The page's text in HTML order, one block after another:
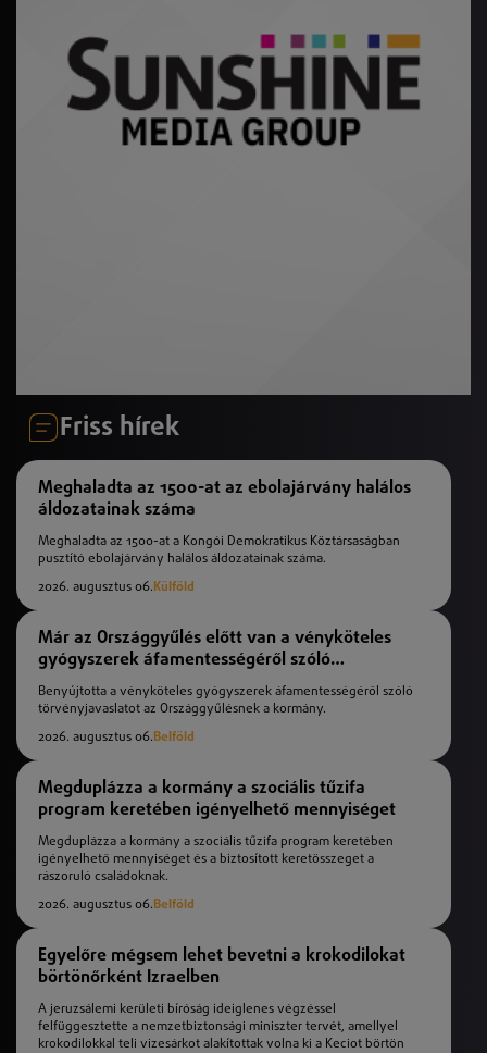
Friss hírek
Meghaladta az 1500-at az ebolajárvány halálos
áldozatainak száma
Meghaladta az 1500-at a Kongói Demokratikus Köztársaságban
pusztító ebolajárvány halálos áldozatainak száma.
2026. augusztus 06. Külföld
Már az Országgyűlés előtt van a vényköteles
gyógyszerek áfamentességéről szóló
törvényjavaslat
Benyújtotta a vényköteles gyógyszerek áfamentességéről szóló
törvényjavaslatot az Országgyűlésnek a kormány.
2026. augusztus 06.Belföld
Megduplázza a kormány a szociális tűzifa
program keretében igényelhető mennyiséget
Megduplázza a kormány a szociális tűzifa program keretében
igényelhető mennyiséget és a biztosított keretösszeget a
rászoruló családoknak.
2026. augusztus 06.Belföld
Egyelőre mégsem lehet bevetni a krokodilokat
börtönőrként Izraelben
A jeruzsálemi kerületi bíróság ideiglenes végzéssel
felfüggesztette a nemzetbiztonsági miniszter tervét, amellyel
krokodilokkal teli vizesárkot alakítottak volna ki a Keciot börtön